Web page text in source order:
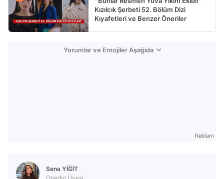
Kızılcık Şerbeti 52. Bölüm Dizi
Kıyafetleri ve Benzer Öneriler
Yorumlar ve Emojiler Aşağıda
Reklam
Sena YİĞİT